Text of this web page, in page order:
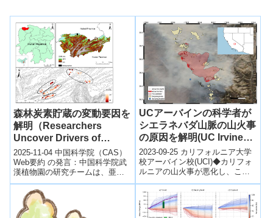
森林炭素貯蔵の変動要因を
解明（Researchers
Uncover Drivers of
Forest Carbon Storage
Variation Along
Ectomycorrhizal Tree
Dominance Gradient）
2025-11-04 中国科学院（CAS）
Web要約 の発言：中国科学院武
漢植物園の研究チームは、亜熱
帯山地林において外生菌根
（ECM）樹種の優占度が森林炭
素貯...
UCアーバインの科学者が
シエラネバダ山脈の山火事
の原因を解明(UC Irvine
scientists reveal what
fuels wildfires in Sierra
Nevada Mountains)
2023-09-25 カリフォルニア大学
校アーバイン校(UCI)◆カリフォ
ルニアの山火事が悪化し、これ
が人為的な気候変動に拍車をか
けています。これらの火災をよ
り...